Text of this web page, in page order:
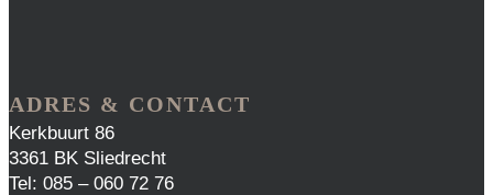
ADRES & CONTACT
Kerkbuurt 86
3361 BK Sliedrecht
Tel: 085 – 060 72 76